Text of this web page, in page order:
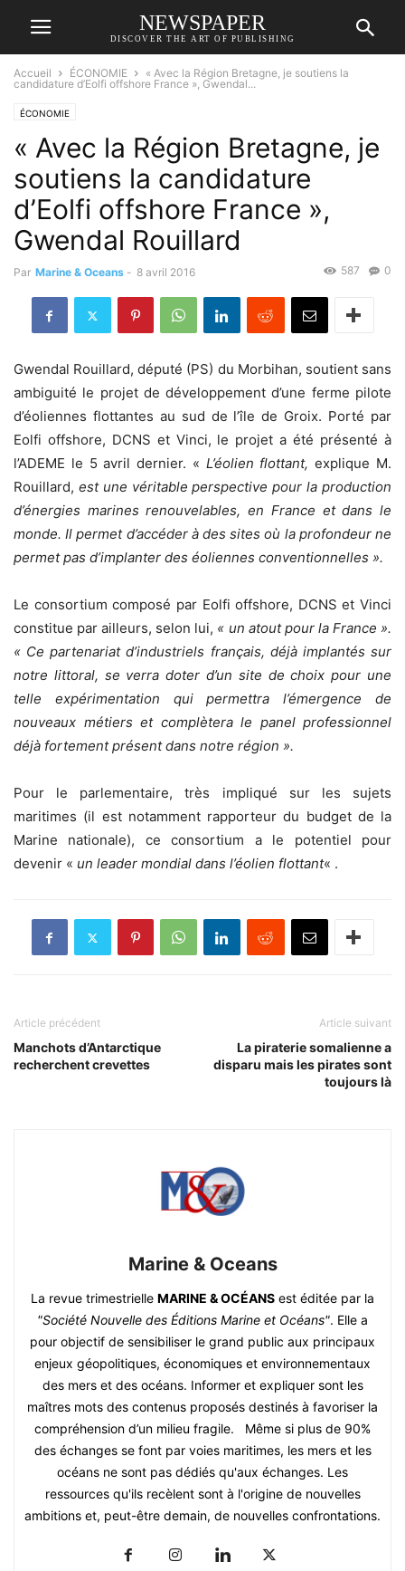
NEWSPAPER
DISCOVER THE ART OF PUBLISHING
Accueil ÉCONOMIE
« Avec la Région Bretagne, je soutiens la
candidature d’Eolfi offshore France », Gwendal...
ÉCONOMIE
« Avec la Région Bretagne, je
soutiens la candidature
d’Eolfi offshore France »,
Gwendal Rouillard
Par Marine & Oceans - 8 avril 2016 0
587
Gwendal Rouillard, député (PS) du Morbihan, soutient sans
ambiguité le projet de développement d’une ferme pilote
d’éoliennes flottantes au sud de l’île de Groix. Porté par
Eolfi offshore, DCNS et Vinci, le projet a été présenté à
l’ADEME le 5 avril dernier. « L’éolien flottant,explique M.
Rouillard, est une véritable perspective pour la production
d’énergies marines renouvelables, en France et dans le
monde. Il permet d’accéder à des sites où la profondeur ne
permet pas d’implanter des éoliennes conventionnelles ».
Le consortium composé par Eolfi offshore, DCNS et Vinci
constitue par ailleurs, selon lui, « un atout pour la France ».
« Ce partenariat d’industriels français, déjà implantés sur
notre littoral, se verra doter d’un site de choix pour une
telle expérimentation qui permettra l’émergence de
nouveaux métiers et complètera le panel professionnel
déjà fortement présent dans notre région ».
Pour le parlementaire, très impliqué sur les sujets
maritimes (il est notamment rapporteur du budget de la
Marine nationale), ce consortium a le potentiel pour
devenir « un leader mondial dans l’éolien flottant« .
Article précédent
Manchots d’Antarctique
recherchent crevettes
Article suivant
La piraterie somalienne a
disparu mais les pirates sont
toujours là
Marine & Oceans
La revue trimestrielle MARINE & OCÉANS est éditée par la
"Société Nouvelle des Éditions Marine et Océans". Elle a
pour objectif de sensibiliser le grand public aux principaux
enjeux géopolitiques, économiques et environnementaux
des mers et des océans. Informer et expliquer sont les
maîtres mots des contenus proposés destinés à favoriser la
compréhension d’un milieu fragile. Même si plus de 90%
des échanges se font par voies maritimes, les mers et les
océans ne sont pas dédiés qu'aux échanges. Les
ressources qu'ils recèlent sont à l'origine de nouvelles
ambitions et, peut-être demain, de nouvelles confrontations.